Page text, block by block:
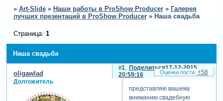
» Art-Slide » Наши работы в ProShow Producer » Галерея
лучших презентаций в ProShow Producer » Наша свадьба
Наша свадьба
Страница: 1
Поделиться
1
17-12-2015
20:59:16
oligawlad
Долгожитель
представляю вашему
вниманию свадебную
+58